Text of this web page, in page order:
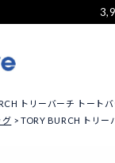
トリーバーチ トート
グ TORY BURCH トリー